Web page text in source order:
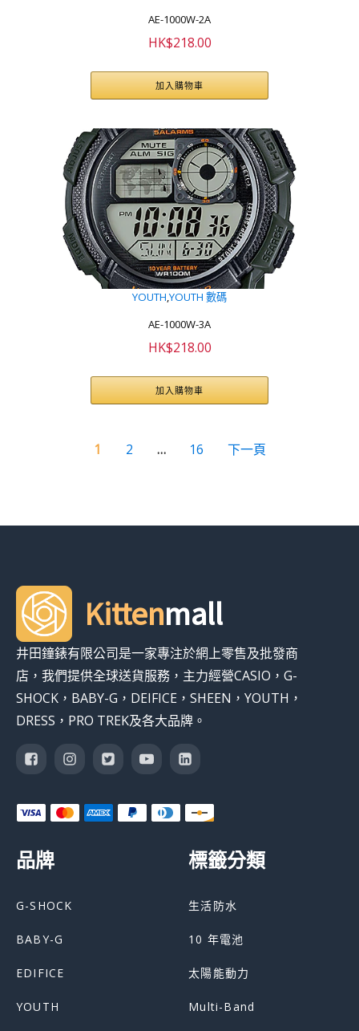
AE-1000W-2A
HK$218.00
加入購物車
YOUTH YOUTH 數碼
AE-1000W-3A
HK$218.00
加入購物車
1 2 … 16 下一頁
Kittenmall
井田鐘錶有限公司是一家專注於網上零售及批發商
店，我們提供全球送貨服務，主力經營CASIO，G-
SHOCK，BABY-G，DEIFICE，SHEEN，YOUTH，
DRESS，PRO TREK及各大品牌。
品牌
G-SHOCK
BABY-G
EDIFICE
YOUTH
標籤分類
生活防水
10 年電池
太陽能動力
Multi-Band